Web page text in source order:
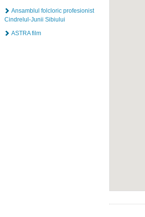
Ansamblul folcloric profesionist
Cindrelul-Junii Sibiului
ASTRA film